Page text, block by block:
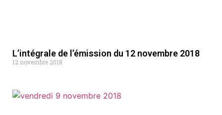
L’intégrale de l’émission du 12 novembre 2018
12 novembre 2018